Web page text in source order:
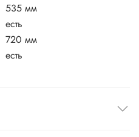
535 мм
есть
720 мм
есть